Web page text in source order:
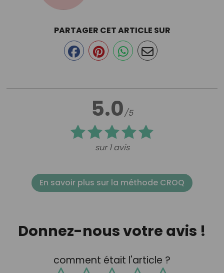
5.0/5
sur 1 avis
PARTAGER CET ARTICLE SUR
En savoir plus sur la méthode CROQ
Donnez-nous votre avis !
comment était l'article ?